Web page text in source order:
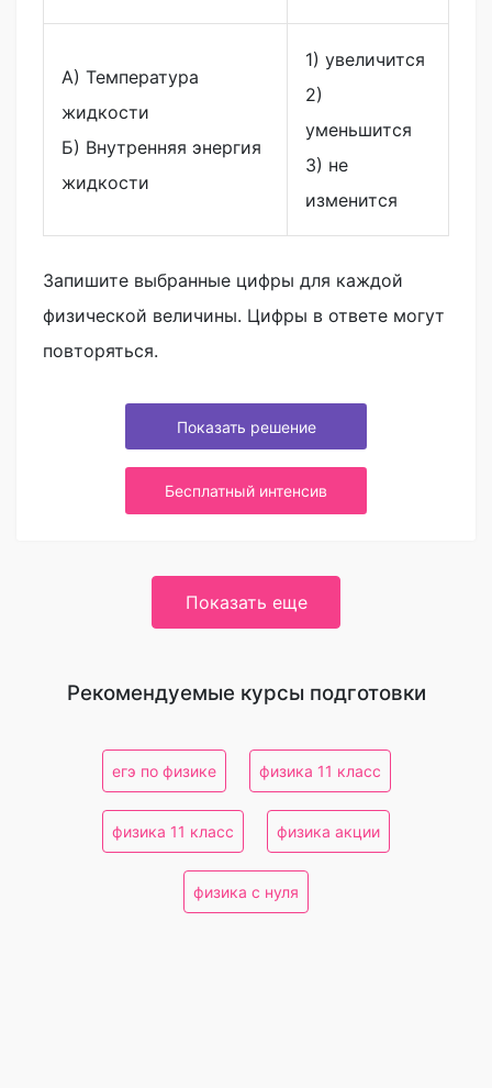
A) Температура
жидкости
Б) Внутренняя энергия
жидкости
1) увеличится
2)
уменьшится
3) не
изменится
Запишите выбранные цифры для каждой
физической величины. Цифры в ответе могут
повторяться.
Показать решение
Бесплатный интенсив
Показать еще
Рекомендуемые курсы подготовки
егэ по физике физика 11 класс
физика 11 класс физика акции
физика с нуля